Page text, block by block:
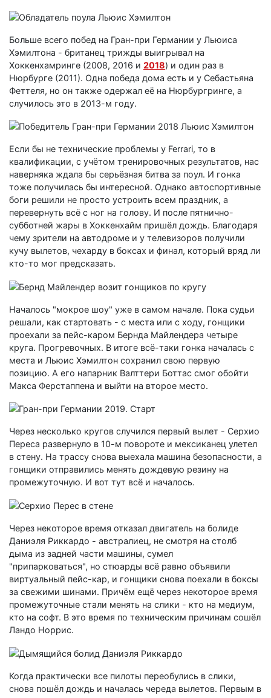
Больше всего побед на Гран-при Германии у Льюиса
Хэмилтона - британец трижды выигрывал на
Хоккенхамринге (2008, 2016 и 2018) и один раз в
Нюрбурге (2011). Одна победа дома есть и у Себастьяна
Феттеля, но он также одержал её на Нюрбургринге, а
случилось это в 2013-м году.
Если бы не технические проблемы у Ferrari, то в
квалификации, с учётом тренировочных результатов, нас
наверняка ждала бы серьёзная битва за поул. И гонка
тоже получилась бы интересной. Однако автоспортивные
боги решили не просто устроить всем праздник, а
перевернуть всё с ног на голову. И после пятнично-
субботней жары в Хоккенхайм пришёл дождь. Благодаря
чему зрители на автодроме и у телевизоров получили
кучу вылетов, чехарду в боксах и финал, который вряд ли
кто-то мог предсказать.
Началось "мокрое шоу" уже в самом начале. Пока судьи
решали, как стартовать - с места или с ходу, гонщики
проехали за пейс-каром Бернда Майлендера четыре
круга. Прогревочных. В итоге всё-таки гонка началась с
места и Льюис Хэмилтон сохранил свою первую
позицию. А его напарник Валттери Боттас смог обойти
Макса Ферстаппена и выйти на второе место.
Через несколько кругов случился первый вылет - Серхио
Переса развернуло в 10-м повороте и мексиканец улетел
в стену. На трассу снова выехала машина безопасности, а
гонщики отправились менять дождевую резину на
промежуточную. И вот тут всё и началось.
Через некоторое время отказал двигатель на болиде
Даниэля Риккардо - австралиец, не смотря на столб
дыма из задней части машины, сумел
"припарковаться", но стюарды всё равно объявили
виртуальный пейс-кар, и гонщики снова поехали в боксы
за свежими шинами. Причём ещё через некоторое время
промежуточные стали менять на слики - кто на медиум,
кто на софт. В это время по техническим причинам сошёл
Ландо Норрис.
Когда практически все пилоты переобулись в слики,
снова пошёл дождь и началась череда вылетов. Первым в